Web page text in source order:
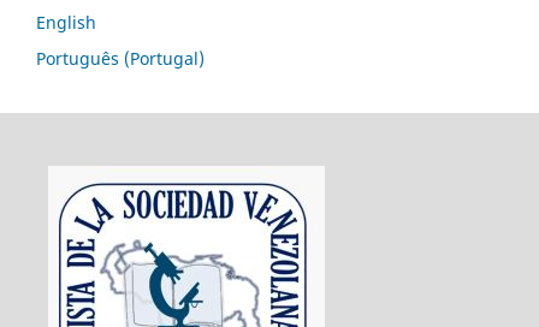
English
Português (Portugal)